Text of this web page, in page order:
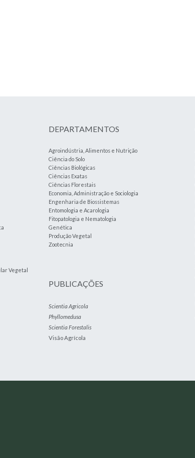
Vegetal
DEPARTAMENTOS
Agroindústria, Alimentos e Nutrição
Ciência do Solo
Ciências Biológicas
Ciências Exatas
Ciências Florestais
Economia, Administração e Sociologia
Engenharia de Biossistemas
Entomologia e Acarologia
Fitopatologia e Nematologia
Genética
Produção Vegetal
Zootecnia
PUBLICAÇÕES
Scientia Agricola
Phyllomedusa
Scientia Forestalis
Visão Agrícola